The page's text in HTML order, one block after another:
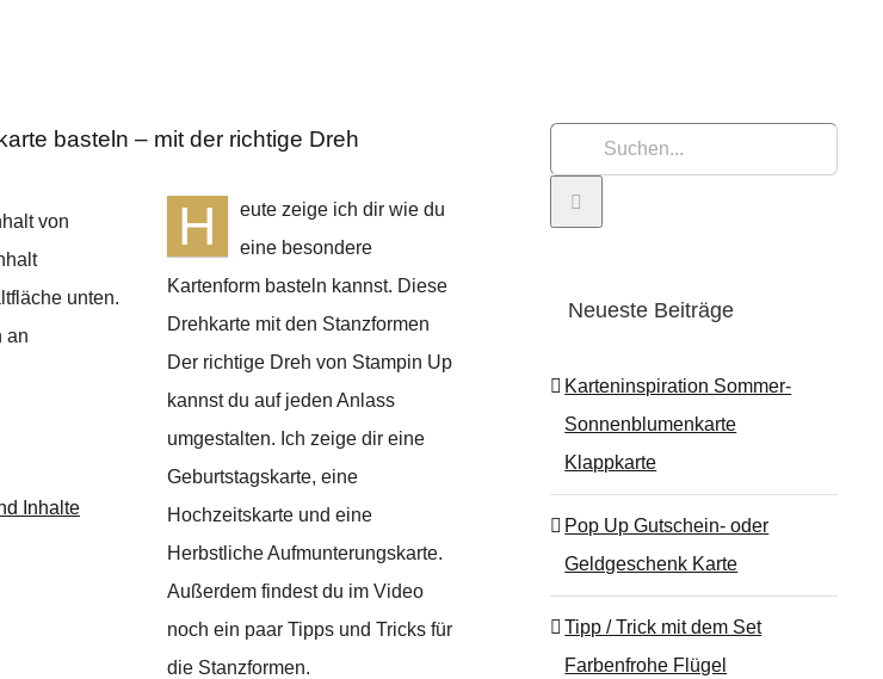
basteln – mit der richtige Dreh
von
unten.
an
Inhalte
H
eute zeige ich dir wie du
eine besondere
Kartenform basteln kannst. Diese
Drehkarte mit den Stanzformen
Der richtige Dreh von Stampin Up
kannst du auf jeden Anlass
umgestalten. Ich zeige dir eine
Geburtstagskarte, eine
Hochzeitskarte und eine
Herbstliche Aufmunterungskarte.
Außerdem findest du im Video
noch ein paar Tipps und Tricks für
die Stanzformen.
nach:
Neueste Beiträge
Karteninspiration Sommer-
Sonnenblumenkarte
Klappkarte
Pop Up Gutschein- oder
Geldgeschenk Karte
Tipp / Trick mit dem Set
Farbenfrohe Flügel